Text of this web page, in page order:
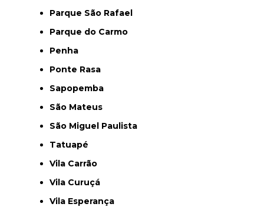
Parque São Rafael
Parque do Carmo
Penha
Ponte Rasa
Sapopemba
São Mateus
São Miguel Paulista
Tatuapé
Vila Carrão
Vila Curuçá
Vila Esperança